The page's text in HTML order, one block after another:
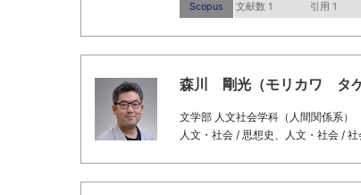
Scopus 文献数 1 引用 1
森川 剛光（モリカワ タ
文学部 人文社会学科（人間関係系）
人文・社会 / 思想史、人文・社会 / 社